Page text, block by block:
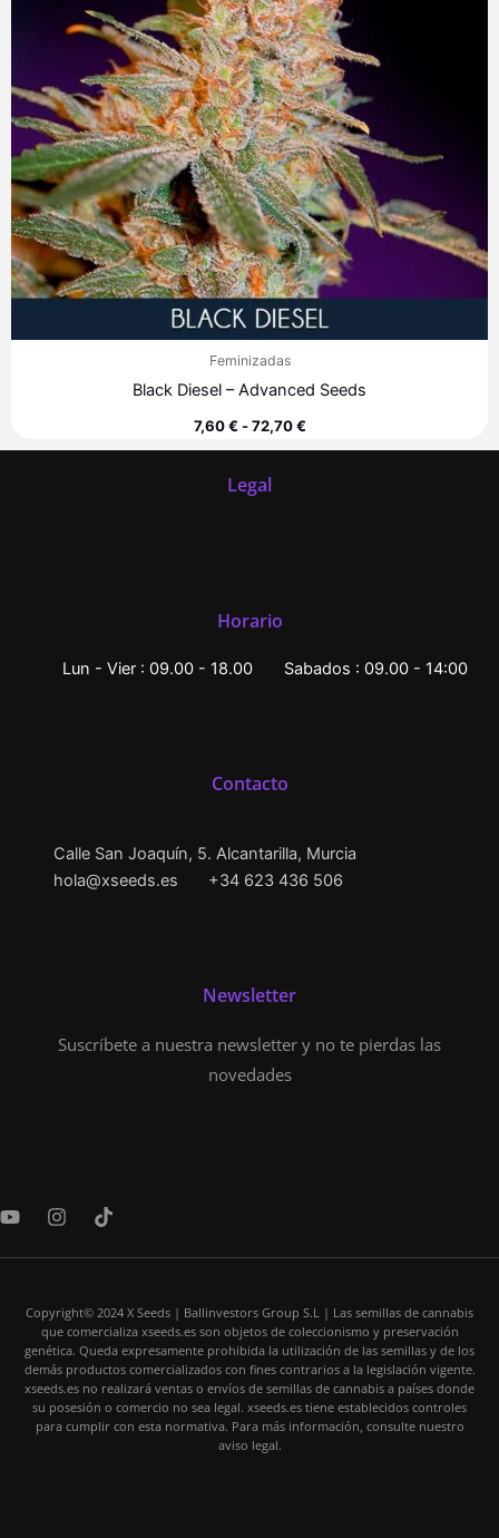
Feminizadas
Black Diesel – Advanced Seeds
7,60€ - 72,70€
Legal
Horario
Lun - Vier : 09.00 - 18.00 Sabados : 09.00 - 14:00
Contacto
Calle San Joaquín, 5. Alcantarilla, Murcia
hola@xseeds.es
+34 623 436 506
Newsletter
Suscríbete a nuestra newsletter y no te pierdas las
novedades
Y
u
I
s
g
r
a
m
T
k
k
Copyright© 2024 X Seeds | Ballinvestors Group S.L | Las semillas de cannabis
que comercializa xseeds.es son objetos de coleccionismo y preservación
genética. Queda expresamente prohibida la utilización de las semillas y de los
demás productos comercializados con fines contrarios a la legislación vigente.
xseeds.es no realizará ventas o envíos de semillas de cannabis a países donde
su posesión o comercio no sea legal. xseeds.es tiene establecidos controles
para cumplir con esta normativa. Para más información, consulte nuestro
aviso legal.